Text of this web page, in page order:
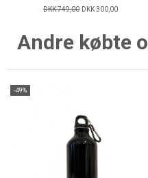
DKK 749,00 DKK 300,00
Andre købte
-49%